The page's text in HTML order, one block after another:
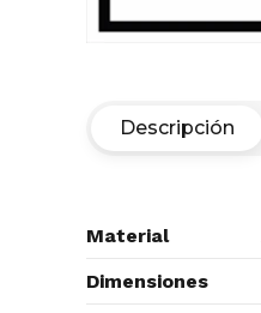
Descripción
Material
Dimensiones